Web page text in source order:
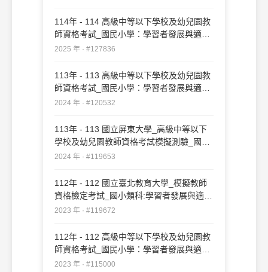
114年 - 114 高級中等以下學校及幼兒園教
師資格考試_國民小學：學習者發展與適性
輔導#127836
2025 年 · #127836
113年 - 113 高級中等以下學校及幼兒園教
師資格考試_國民小學：學習者發展與適性
輔導#120532
2024 年 · #120532
113年 - 113 國立屏東大學_高級中等以下
學校及幼兒園教師資格考試模擬測驗_國民
小學：學習者發展與適性輔導#119653
2024 年 · #119653
112年 - 112 國立臺北教育大學_模擬教師
資格檢定考試_國小類科:學習者發展與適性
輔導#119672
2023 年 · #119672
112年 - 112 高級中等以下學校及幼兒園教
師資格考試_國民小學：學習者發展與適性
輔導#115000
2023 年 · #115000